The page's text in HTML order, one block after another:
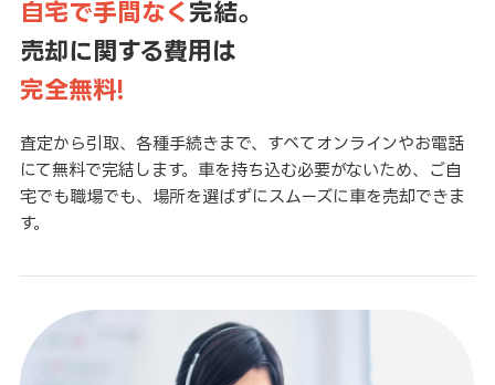
自宅で手間なく 完結。
売却に関する費用は
完全無料!
査定から引取、各種手続きまで、すべてオンラインやお電話
にて無料で完結します。車を持ち込む必要がないため、ご自
宅でも職場でも、場所を選ばずにスムーズに車を売却できま
す。